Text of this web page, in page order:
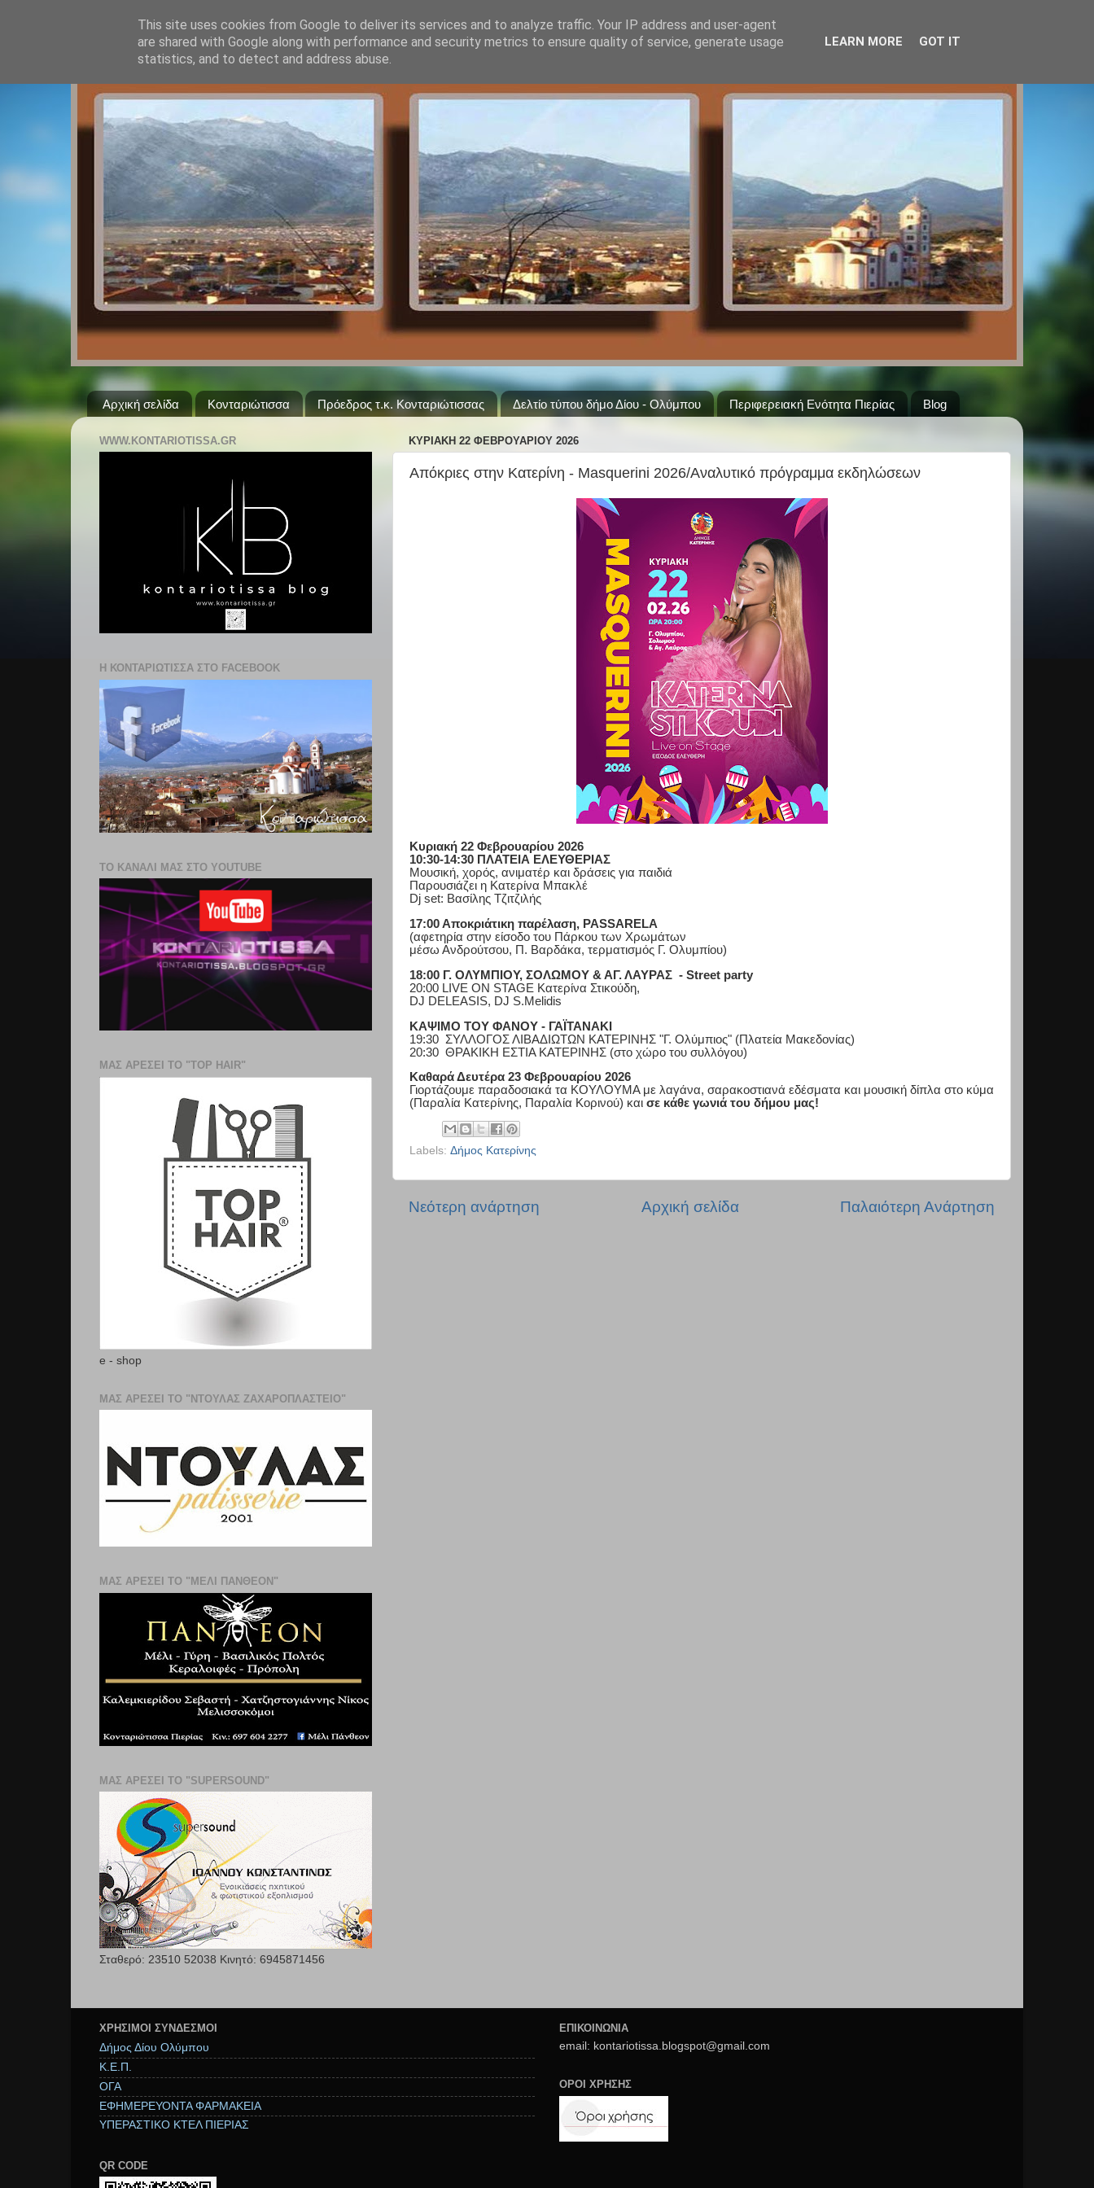
Αρχική σελίδα Κονταριώτισσα Πρόεδρος τ.κ. Κονταριώτισσας Δελτίο τύπου δήμο Δίου - Ολύμπου Περιφερειακή Ενότητα Πιερίας Blog
ΚΥΡΙΑΚΉ 22 ΦΕΒΡΟΥΑΡΊΟΥ 2026
Απόκριες στην Κατερίνη - Masquerini 2026/Αναλυτικό πρόγραμμα εκδηλώσεων
Κυριακή 22 Φεβρουαρίου 2026
10:30-14:30 ΠΛΑΤΕΙΑ ΕΛΕΥΘΕΡΙΑΣ
Μουσική, χορός, ανιματέρ και δράσεις για παιδιά
Παρουσιάζει η Κατερίνα Μπακλέ
Dj set: Βασίλης Τζιτζιλής
17:00 Αποκριάτικη παρέλαση, PASSARELA
(αφετηρία στην είσοδο του Πάρκου των Χρωμάτων
μέσω Ανδρούτσου, Π. Βαρδάκα, τερματισμός Γ. Ολυμπίου)
18:00 Γ. ΟΛΥΜΠΙΟΥ, ΣΟΛΩΜΟΥ & ΑΓ. ΛΑΥΡΑΣ - Street party
20:00 LIVE ON STAGE Κατερίνα Στικούδη,
DJ DELEASIS, DJ S.Melidis
ΚΑΨΙΜΟ ΤΟΥ ΦΑΝΟΥ - ΓΑΪΤΑΝΑΚΙ
19:30 ΣΥΛΛΟΓΟΣ ΛΙΒΑΔΙΩΤΩΝ ΚΑΤΕΡΙΝΗΣ "Γ. Ολύμπιος" (Πλατεία Μακεδονίας)
20:30 ΘΡΑΚΙΚΗ ΕΣΤΙΑ ΚΑΤΕΡΙΝΗΣ (στο χώρο του συλλόγου)
Καθαρά Δευτέρα 23 Φεβρουαρίου 2026
Γιορτάζουμε παραδοσιακά τα ΚΟΥΛΟΥΜΑ με λαγάνα, σαρακοστιανά εδέσματα και μουσική δίπλα στο κύμα
(Παραλία Κατερίνης, Παραλία Κορινού) και σε κάθε γωνιά του δήμου μας!
Labels: Δήμος Κατερίνης
Νεότερη ανάρτηση Παλαιότερη Ανάρτηση
Αρχική σελίδα
WWW.KONTARIOTISSA.GR
Η ΚΟΝΤΑΡΙΩΤΙΣΣΑ ΣΤΟ FACEBOOK
ΤΟ ΚΑΝΑΛΙ ΜΑΣ ΣΤΟ YOUTUBE
ΜΑΣ ΑΡΕΣΕΙ ΤΟ "TOP HAIR"
e - shop
ΜΑΣ ΑΡΕΣΕΙ ΤΟ "ΝΤΟΥΛΑΣ ΖΑΧΑΡΟΠΛΑΣΤΕΊΟ"
ΜΑΣ ΑΡΕΣΕΙ ΤΟ "ΜΕΛΙ ΠΑΝΘΕΟΝ"
ΜΑΣ ΑΡΕΣΕΙ ΤΟ "SUPERSOUND"
Σταθερό: 23510 52038 Κινητό: 6945871456
ΧΡΉΣΙΜΟΙ ΣΥΝΔΕΣΜΟΙ
Δήμος Δίου Ολύμπου
Κ.Ε.Π.
ΟΓΑ
ΕΦΗΜΕΡΕΥΟΝΤΑ ΦΑΡΜΑΚΕΙΑ
ΥΠΕΡΑΣΤΙΚΟ ΚΤΕΛ ΠΙΕΡΙΑΣ
QR CODE
ΕΠΙΚΟΙΝΩΝΙΑ
email: kontariotissa.blogspot@gmail.com
ΟΡΟΙ ΧΡΗΣΗΣ
This site uses cookies from Google to deliver its services and to analyze traffic. Your IP address and user-agent
are shared with Google along with performance and security metrics to ensure quality of service, generate usage
statistics, and to detect and address abuse.
LEARN MORE GOT IT